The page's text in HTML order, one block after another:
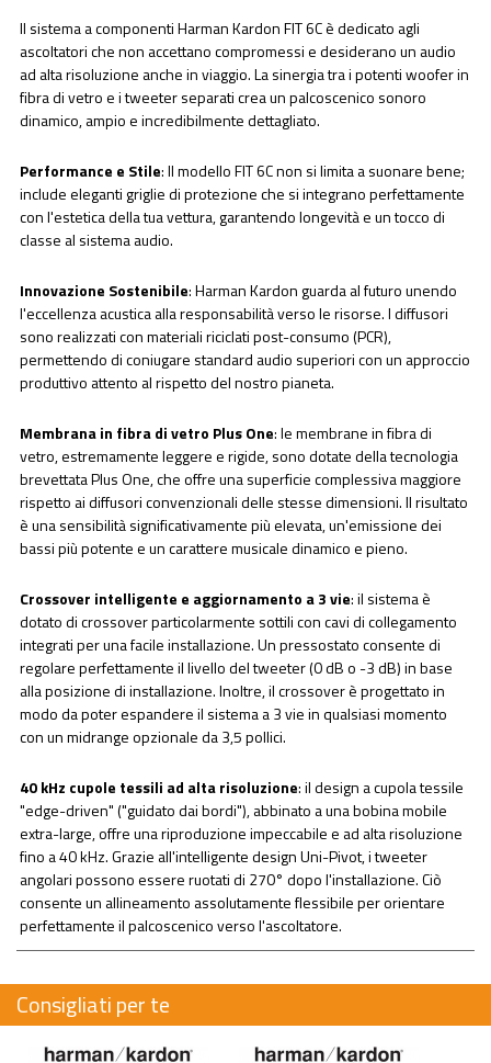
Il sistema a componenti Harman Kardon FIT 6C è dedicato agli
ascoltatori che non accettano compromessi e desiderano un audio
ad alta risoluzione anche in viaggio. La sinergia tra i potenti woofer in
fibra di vetro e i tweeter separati crea un palcoscenico sonoro
dinamico, ampio e incredibilmente dettagliato.
Performance e Stile: Il modello FIT 6C non si limita a suonare bene;
include eleganti griglie di protezione che si integrano perfettamente
con l'estetica della tua vettura, garantendo longevità e un tocco di
classe al sistema audio.
Innovazione Sostenibile: Harman Kardon guarda al futuro unendo
l'eccellenza acustica alla responsabilità verso le risorse. I diffusori
sono realizzati con materiali riciclati post-consumo (PCR),
permettendo di coniugare standard audio superiori con un approccio
produttivo attento al rispetto del nostro pianeta.
Membrana in fibra di vetro Plus One: le membrane in fibra di
vetro, estremamente leggere e rigide, sono dotate della tecnologia
brevettata Plus One, che offre una superficie complessiva maggiore
rispetto ai diffusori convenzionali delle stesse dimensioni. Il risultato
è una sensibilità significativamente più elevata, un'emissione dei
bassi più potente e un carattere musicale dinamico e pieno.
Crossover intelligente e aggiornamento a 3 vie: il sistema è
dotato di crossover particolarmente sottili con cavi di collegamento
integrati per una facile installazione. Un pressostato consente di
regolare perfettamente il livello del tweeter (0 dB o -3 dB) in base
alla posizione di installazione. Inoltre, il crossover è progettato in
modo da poter espandere il sistema a 3 vie in qualsiasi momento
con un midrange opzionale da 3,5 pollici.
40 kHz cupole tessili ad alta risoluzione: il design a cupola tessile
"edge-driven" ("guidato dai bordi"), abbinato a una bobina mobile
extra-large, offre una riproduzione impeccabile e ad alta risoluzione
fino a 40 kHz. Grazie all'intelligente design Uni-Pivot, i tweeter
angolari possono essere ruotati di 270° dopo l'installazione. Ciò
consente un allineamento assolutamente flessibile per orientare
perfettamente il palcoscenico verso l'ascoltatore.
Consigliati per te